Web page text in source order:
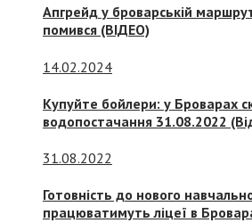
Апгрейд у броварській
помився (ВІДЕО)
14.02.2024
Купуйте бойлери: у Броварах
водопостачання 31.08.2022
31.08.2022
Готовність до нового
працюватимуть ліцеї в